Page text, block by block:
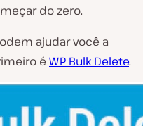
do zero.
ajudar você a
é WP Bulk Delete.